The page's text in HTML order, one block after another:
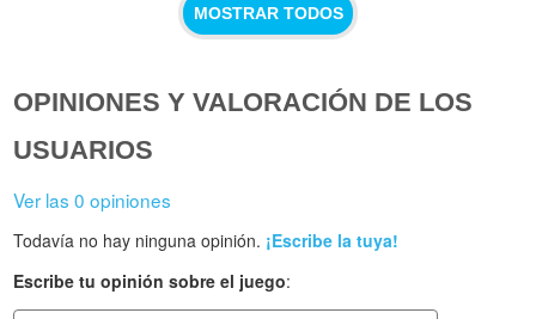
MOSTRAR TODOS
OPINIONES Y VALORACIÓN DE LOS
USUARIOS
Ver las 0 opiniones
Todavía no hay ninguna opinión. ¡Escribe la tuya!
Escribe tu opinión sobre el juego: